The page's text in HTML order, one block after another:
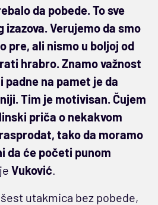
da pobede. To sve
izazova. Verujemo da smo
pre, ali nismo u boljoj od
hrabro. Znamo važnost
padne na pamet je da
Tim je motivisan. Čujem
priča o nekakvom
tako da moramo
da će početi punom
Vuković.
utakmica bez pobede,